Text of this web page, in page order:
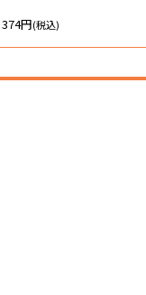
374円(税込)